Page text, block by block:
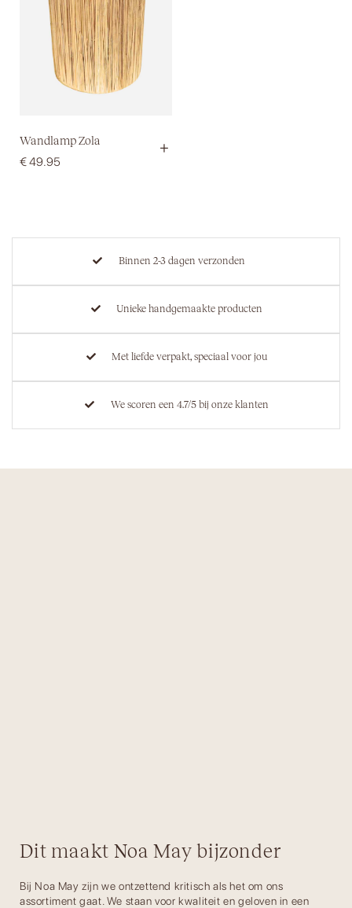
Wandlamp Zola
€49.95
+
Binnen 2-3 dagen verzonden
Unieke handgemaakte producten
Met liefde verpakt, speciaal voor jou
We scoren een 4.7/5 bij onze klanten
Dit maakt Noa May bijzonder
Bij Noa May zijn we ontzettend kritisch als het om ons
assortiment gaat. We staan voor kwaliteit en geloven in een